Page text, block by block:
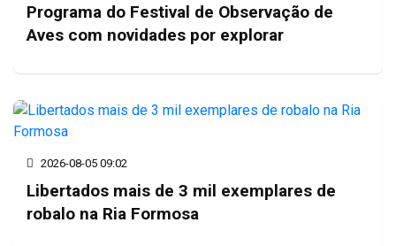
Programa do Festival de Observação de
Aves com novidades por explorar
2026-08-05 09:02
Libertados mais de 3 mil exemplares de
robalo na Ria Formosa